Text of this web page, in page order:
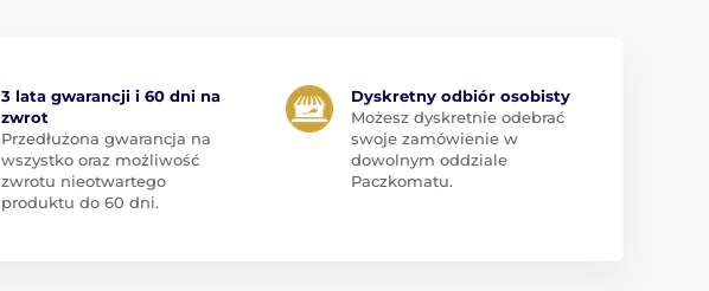
3 lata gwarancji i 60 dni na
zwrot
Przedłużona gwarancja na
wszystko oraz możliwość
zwrotu nieotwartego
produktu do 60 dni.
Dyskretny odbiór osobisty
Możesz dyskretnie odebrać
swoje zamówienie w
dowolnym oddziale
Paczkomatu.